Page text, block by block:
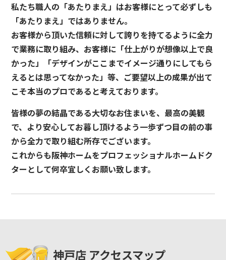
私たち職人の「あたりまえ」はお客様にとって必ずしも
「あたりまえ」ではありません。
お客様から頂いた信頼に対して誇りを持てるように全力
で業務に取り組み、お客様に「仕上がりが想像以上で良
かった」「デザインがここまでイメージ通りにしてもら
えるとは思ってなかった」等、ご要望以上の成果が出て
こそ本当のプロであると考えております。
皆様の夢の結晶である大切なお住まいを、最高の美観
で、より安心してお暮し頂けるよう一歩ずつ目の前の事
から全力で取り組む所存でございます。
これからも阪神ホームをプロフェッショナルホームドク
ターとして何卒宜しくお願い致します。
神戸店 アクセスマップ